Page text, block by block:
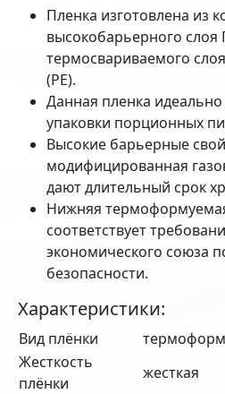
Пленка изготовлена из
высокобарьерного слоя
термосвариваемого
(РЕ).
Данная пленка
упаковки порционных
Высокие барьерные
модифицированная
дают длительный срок
Нижняя
соответствует
экономического союза
безопасности.
Характеристики:
Вид плёнки
Жесткость
плёнки
жесткая